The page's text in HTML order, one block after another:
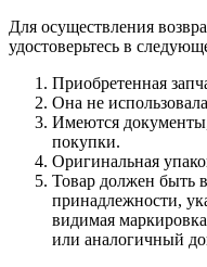
Для осуществления
удостоверьтесь в
Приобретенная
Она не
Имеются
покупки.
Оригинальная
Товар должен быть
принадлежности,
видимая
или аналогичный